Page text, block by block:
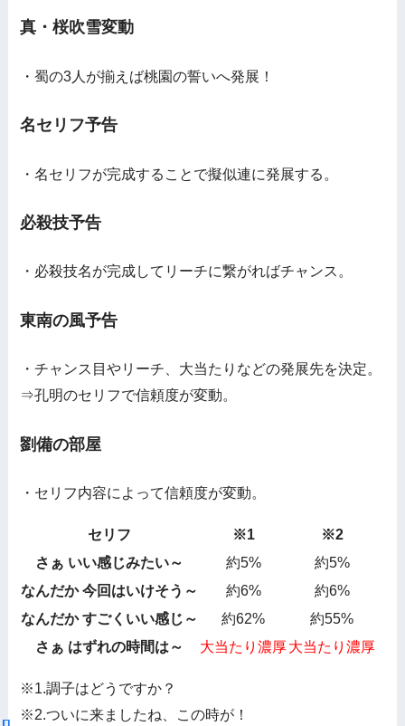
真・桜吹雪変動
・蜀の3人が揃えば桃園の誓いへ発展！
名セリフ予告
・名セリフが完成することで擬似連に発展する。
必殺技予告
・必殺技名が完成してリーチに繋がればチャンス。
東南の風予告
・チャンス目やリーチ、大当たりなどの発展先を決定。
⇒孔明のセリフで信頼度が変動。
劉備の部屋
・セリフ内容によって信頼度が変動。
セリフ ※1
※2
さぁ いい感じみたい～
約5%
約5%
なんだか 今回はいけそう～
約6%
約6%
なんだか すごくいい感じ～
約62%
約55%
さぁ はずれの時間は～
大当たり濃厚大当たり濃厚
※1.調子はどうですか？
※2.ついに来ましたね、この時が！